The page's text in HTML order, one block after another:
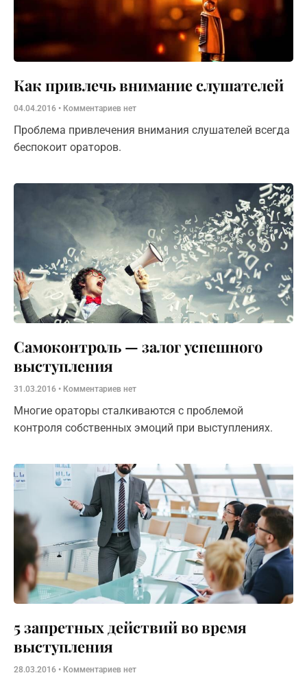
Как привлечь внимание слушателей
04.04.2016 Комментариев нет
Проблема привлечения внимания слушателей всегда
беспокоит ораторов.
Самоконтроль — залог успешного
выступления
31.03.2016 Комментариев нет
Многие ораторы сталкиваются с проблемой
контроля собственных эмоций при выступлениях.
5 запретных действий во время
выступления
28.03.2016 Комментариев нет